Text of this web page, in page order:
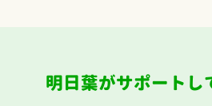
明日葉がサポートし